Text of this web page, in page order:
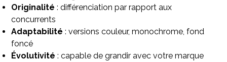
Originalité : différenciation par rapport aux
concurrents
Adaptabilité : versions couleur, monochrome, fond
foncé
Évolutivité : capable de grandir avec votre marque